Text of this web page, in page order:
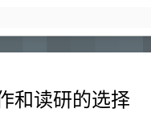
和读研的选择